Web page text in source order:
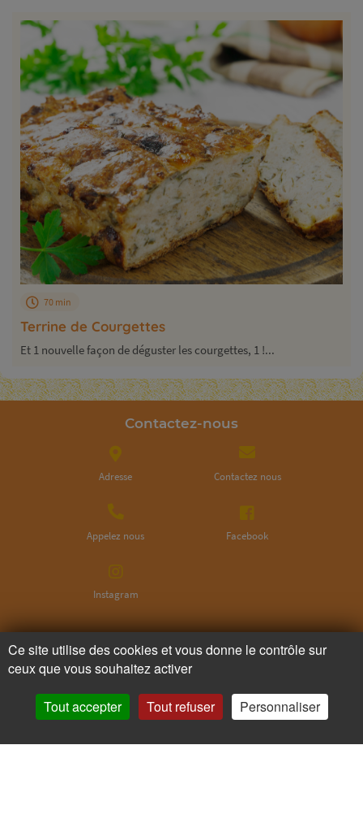
Terrine de Courgettes
70 min
Et 1 nouvelle façon de déguster les courgettes, 1 !...
Contactez-nous
Adresse Contactez nous
Appelez nous Facebook
Instagram
Ne ratez plus rien,
Abonnez-vous à notre newsletter
Ce site utilise des cookies et vous donne le contrôle sur
ceux que vous souhaitez activer
Tout accepter Tout refuser Personnaliser